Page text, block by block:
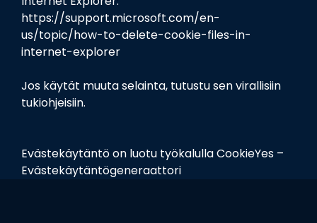
https://support.microsoft.com/en-
us/topic/how-to-delete-cookie-files-in-
internet-explorer
Jos käytät muuta selainta, tutustu sen virallisiin
tukiohjeisiin.
Evästekäytäntö on luotu työkalullaCookieYes –
Evästekäytäntögeneraattori